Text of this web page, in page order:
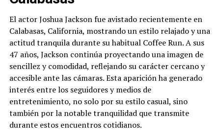
El actor Joshua Jackson fue avistado recientemente en
Calabasas, California, mostrando un estilo relajado y una
actitud tranquila durante su habitual Coffee Run. A sus
47 años, Jackson continúa proyectando una imagen de
sencillez y comodidad, reflejando su carácter cercano y
accesible ante las cámaras. Esta aparición ha generado
interés entre los seguidores y medios de
entretenimiento, no solo por su estilo casual, sino
también por la notable tranquilidad que transmite
durante estos encuentros cotidianos.